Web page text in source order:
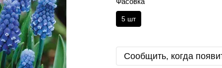
5 шт
Сообщить, когда